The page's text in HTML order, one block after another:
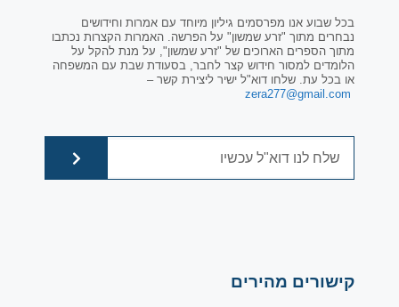
בכל שבוע אנו מפרסמים גיליון מיוחד עם אמרות וחידושים
נבחרים מתוך "זרע שמשון" על הפרשה. האמרות הקצרות נכתבו
מתוך הספרים הארוכים של "זרע שמשון", על מנת להקל על
הלומדים למסור חידוש קצר לחבר, בסעודת שבת עם המשפחה
או בכל עת. שלחו דוא"ל ישיר ליצירת קשר –
zera277@gmail.com
קישורים מהירים